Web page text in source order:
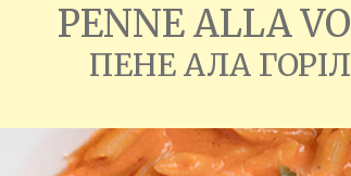
PENNE ALLA
ПЕНЕ АЛА